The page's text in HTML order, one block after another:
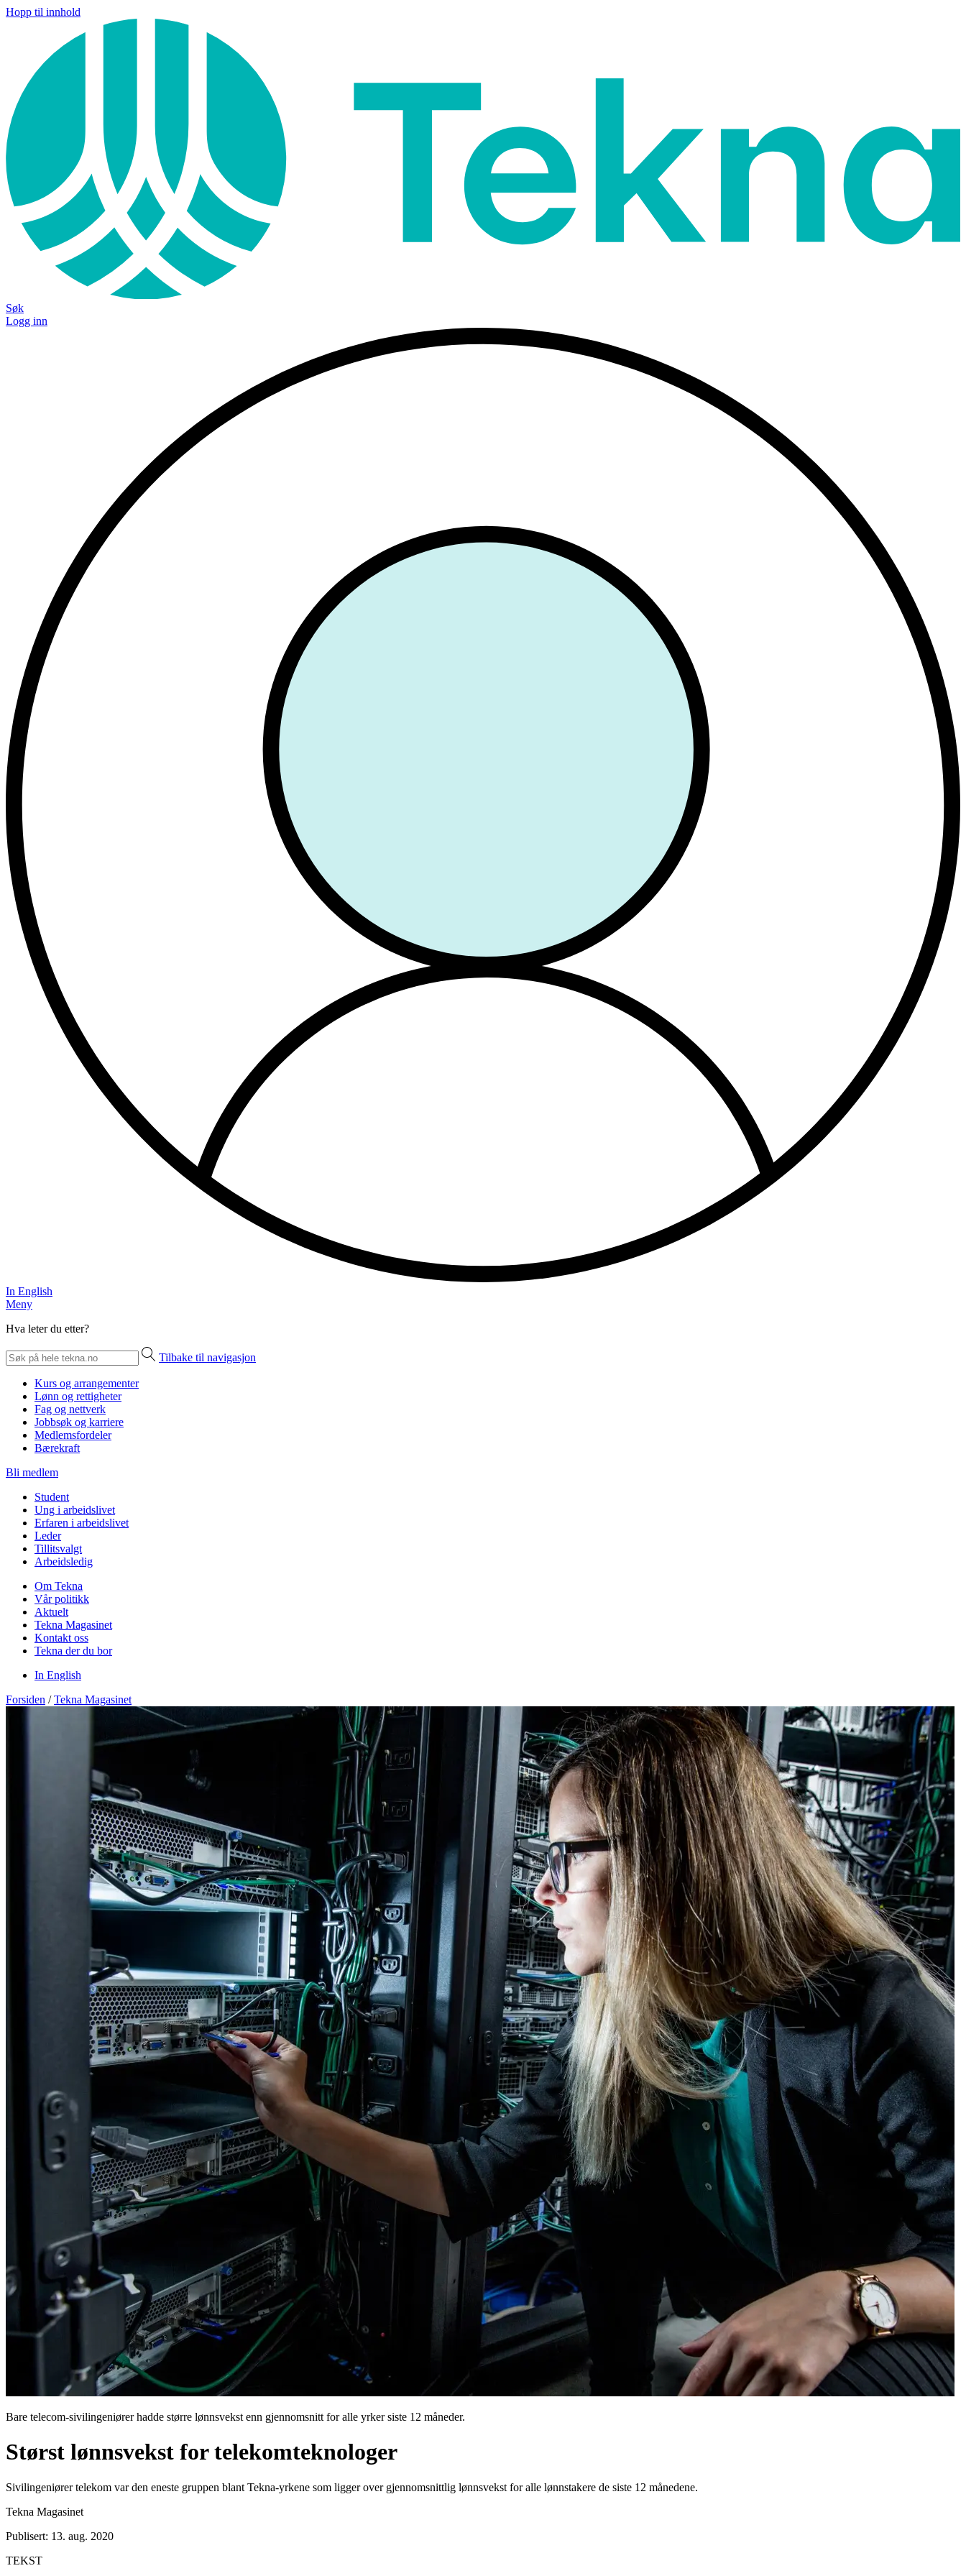
Hopp til innhold
Søk
Logg inn
In English
Meny
Hva leter du etter?
Tilbake til navigasjon
Kurs og arrangementer
Lønn og rettigheter
Fag og nettverk
Jobbsøk og karriere
Medlemsfordeler
Bærekraft
Bli medlem
Student
Ung i arbeidslivet
Erfaren i arbeidslivet
Leder
Tillitsvalgt
Arbeidsledig
Om Tekna
Vår politikk
Aktuelt
Tekna Magasinet
Kontakt oss
Tekna der du bor
In English
Forsiden / Tekna Magasinet
Bare telecom-sivilingeniører hadde større lønnsvekst enn gjennomsnitt for alle yrker siste 12 måneder.
Størst lønnsvekst for telekomteknologer
Sivilingeniører telekom var den eneste gruppen blant Tekna-yrkene som ligger over gjennomsnittlig lønnsvekst for alle lønnstakere de siste 12 månedene.
Tekna Magasinet
Publisert: 13. aug. 2020
TEKST